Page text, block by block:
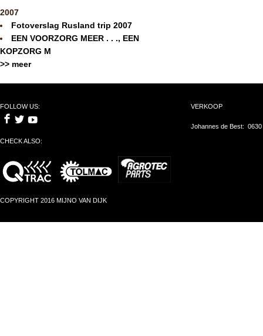
2007
Fotoverslag Rusland trip 2007
EEN VOORZORG MEER . . ., EEN
KOPZORG M
>> meer
FOLLOW US:
CHECK ALSO:
COPYRIGHT 2016 MIJNO VAN DIJK
VERKOOP
Johannes de Best: 0630